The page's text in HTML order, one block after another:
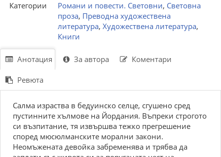
Категории
Романи и повести. Световни, Световна
проза, Преводна художествена
литература, Художествена литература,
Книги
Анотация За автора Коментари
Ревюта
Салма израства в бедуинско селце, сгушено сред
пустинните хълмове на Йордания. Въпреки строгото
си възпитание, тя извършва тежко прегрешение
според мюсюлманските морални закони.
Неомъжената девойка забременява и трябва да